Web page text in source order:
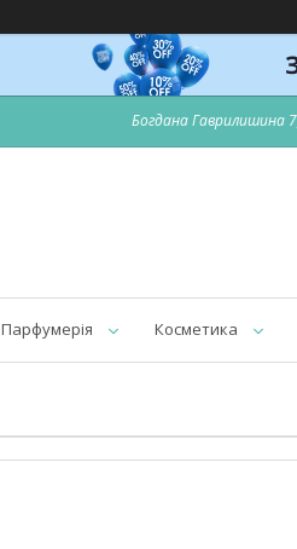
Богдана Гаврилишина
Парфумерія Косметика